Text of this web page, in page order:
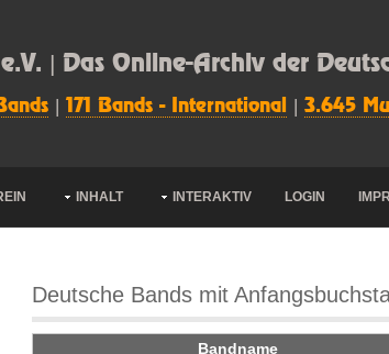
| Das Online-Archiv der
171 Bands - International 3.645
INHALT INTERAKTIV LOGIN
Deutsche Bands mit
Bandname